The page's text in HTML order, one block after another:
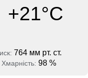
+21°C
764 мм рт. ст.
Хмарність: 98 %